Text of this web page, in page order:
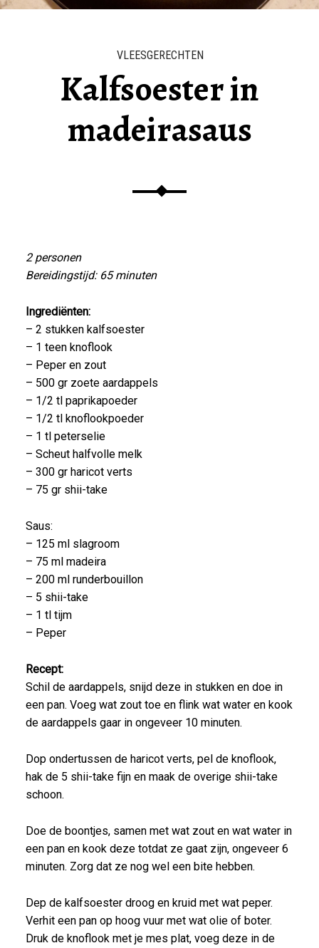
Kalfsoester in
madeirasaus
VLEESGERECHTEN
2 personen
Bereidingstijd: 65 minuten
Ingrediënten:
– 2 stukken kalfsoester
– 1 teen knoflook
– Peper en zout
– 500 gr zoete aardappels
– 1/2 tl paprikapoeder
– 1/2 tl knoflookpoeder
– 1 tl peterselie
– Scheut halfvolle melk
– 300 gr haricot verts
– 75 gr shii-take
Saus:
– 125 ml slagroom
– 75 ml madeira
– 200 ml runderbouillon
– 5 shii-take
– 1 tl tijm
– Peper
Recept:
Schil de aardappels, snijd deze in stukken en doe in
een pan. Voeg wat zout toe en flink wat water en kook
de aardappels gaar in ongeveer 10 minuten.
Dop ondertussen de haricot verts, pel de knoflook,
hak de 5 shii-take fijn en maak de overige shii-take
schoon.
Doe de boontjes, samen met wat zout en wat water in
een pan en kook deze totdat ze gaat zijn, ongeveer 6
minuten. Zorg dat ze nog wel een bite hebben.
Dep de kalfsoester droog en kruid met wat peper.
Verhit een pan op hoog vuur met wat olie of boter.
Druk de knoflook met je mes plat, voeg deze in de